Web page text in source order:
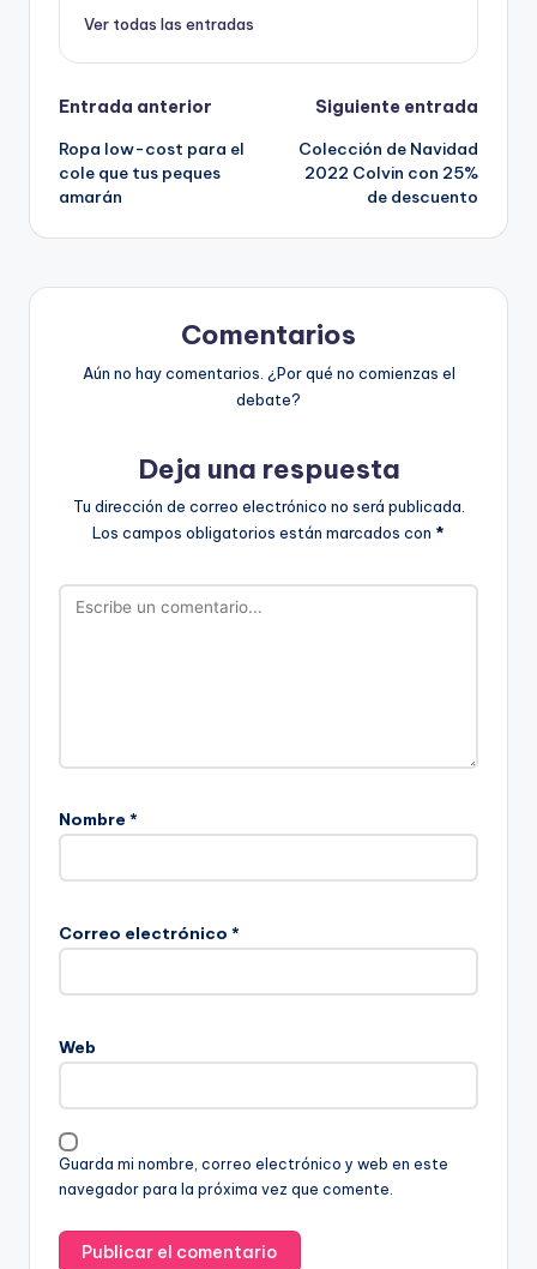
Ver todas las entradas
Navegación
de
entradas
Entrada anterior
Ropa low-cost para el
cole que tus peques
amarán
Siguiente entrada
Colección de Navidad
2022 Colvin con 25%
de descuento
Comentarios
Aún no hay comentarios. ¿Por qué no comienzas el
debate?
Deja una respuesta
Tu dirección de correo electrónico no será publicada.
Los campos obligatorios están marcados con *
Nombre *
Correo electrónico *
Web
Guarda mi nombre, correo electrónico y web en este
navegador para la próxima vez que comente.